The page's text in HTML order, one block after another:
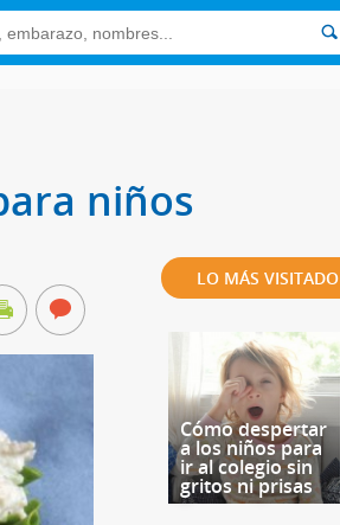
niños
LO MÁS VISITADO
Cómo despertar
a los niños para
ir al colegio sin
gritos ni prisas